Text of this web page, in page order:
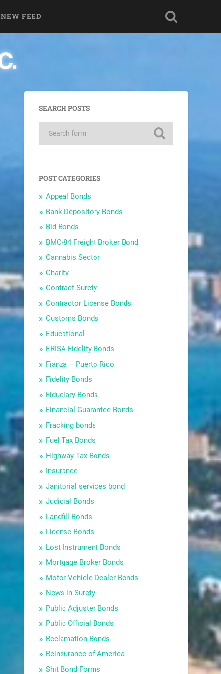
NEW FEED
SEARCH POSTS
POST CATEGORIES
Appeal Bonds
Bank Depository Bonds
Bid Bonds
BMC-84 Freight Broker Bond
Cannabis Sector
Charity
Contract Surety
Contractor License Bonds
Customs Bonds
Educational
ERISA Fidelity Bonds
Fianza – Puerto Rico
Fidelity Bonds
Fiduciary Bonds
Financial Guarantee Bonds
Fracking bonds
Fuel Tax Bonds
Highway Tax Bonds
Insurance
Janitorial services bond
Judicial Bonds
Landfill Bonds
License Bonds
Lost Instrument Bonds
Mortgage Broker Bonds
Motor Vehicle Dealer Bonds
News in Surety
Public Adjuster Bonds
Public Official Bonds
Reclamation Bonds
Reinsurance of America
Shit Bond Forms